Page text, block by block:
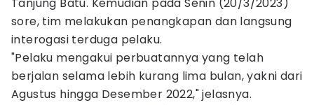
sore, tim melakukan penangkapan dan langsung
interogasi terduga pelaku.
"Pelaku mengakui perbuatannya yang telah
berjalan selama lebih kurang lima bulan, yakni dari
Agustus hingga Desember 2022," jelasnya.